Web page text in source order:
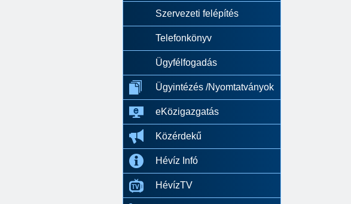
Szervezeti felépítés
Telefonkönyv
Ügyfélfogadás
Ügyintézés /Nyomtatványok
eKözigazgatás
Közérdekű
Hévíz Infó
HévízTV